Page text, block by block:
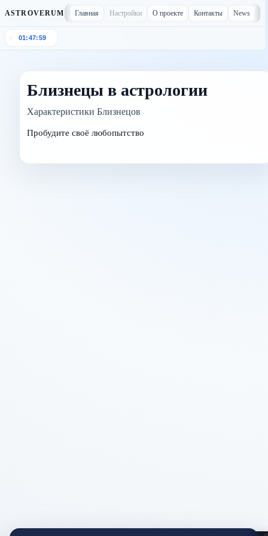
ASTROVERUM Главная Настройки О проекте Контакты News
/ 01:47:59
Близнецы в астрологии
Характеристики Близнецов
Пробудите своё любопытство